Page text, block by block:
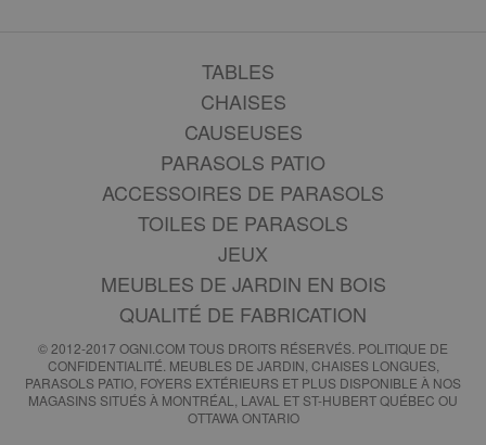
TABLES
CHAISES
CAUSEUSES
PARASOLS PATIO
ACCESSOIRES DE PARASOLS
TOILES DE PARASOLS
JEUX
MEUBLES DE JARDIN EN BOIS
QUALITÉ DE FABRICATION
© 2012-2017 OGNI.COM TOUS DROITS RÉSERVÉS. POLITIQUE DE
CONFIDENTIALITÉ . MEUBLES DE JARDIN, CHAISES LONGUES,
PARASOLS PATIO, FOYERS EXTÉRIEURS ET PLUS DISPONIBLE À NOS
MAGASINS SITUÉS À MONTRÉAL, LAVAL ET ST-HUBERT QUÉBEC OU
OTTAWA ONTARIO